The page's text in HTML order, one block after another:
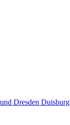
Dresden Duisburg